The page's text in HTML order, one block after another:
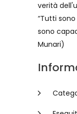
verità
“Tutti
sono
Munari)